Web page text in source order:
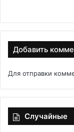
Добавить
Для отправки
Случайные